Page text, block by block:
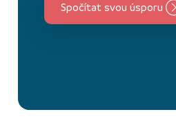
Spočítat svou úsporu